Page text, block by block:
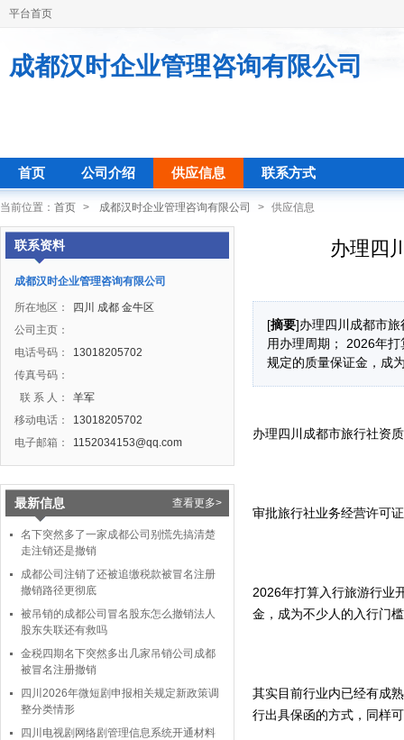
平台首页
成都汉时企业管理咨询有限公司
首页 公司介绍 供应信息 联系方式
当前位置： 首页 > 成都汉时企业管理咨询有限公司 > 供应信息
联系资料
成都汉时企业管理咨询有限公司
所在地区：
四川 成都 金牛区
公司主页：
电话号码：
13018205702
传真号码：
联 系 人：
羊军
移动电话：
13018205702
电子邮箱：
1152034153@qq.com
最新信息 查看更多>
名下突然多了一家成都公司别慌先搞清楚
走注销还是撤销
成都公司注销了还被追缴税款被冒名注册
撤销路径更彻底
被吊销的成都公司冒名股东怎么撤销法人
股东失联还有救吗
金税四期名下突然多出几家吊销公司成都
被冒名注册撤销
四川2026年微短剧申报相关规定新政策调
整分类情形
四川电视剧网络剧管理信息系统开通材料
办理四
[摘要]办理四川成都市
用办理周期； 2026年
规定的质量保证金，成
办理四川成都市旅行社资
审批旅行社业务经营许可
2026年打算入行旅游行业
金，成为不少人的入行门
其实目前行业内已经有成
行出具保函的方式，同样